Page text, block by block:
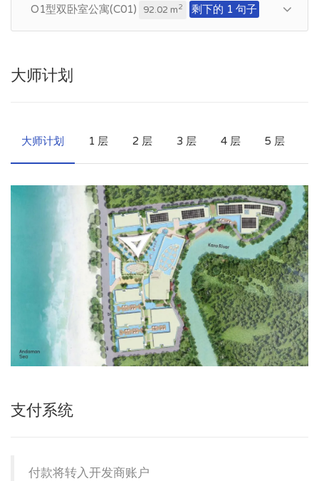
O1型双卧室公寓(C01) 92.02 m2 剩下的 1 句子
大师计划
大师计划 1 层 2 层 3 层 4 层 5 层
支付系统
付款将转入开发商账户